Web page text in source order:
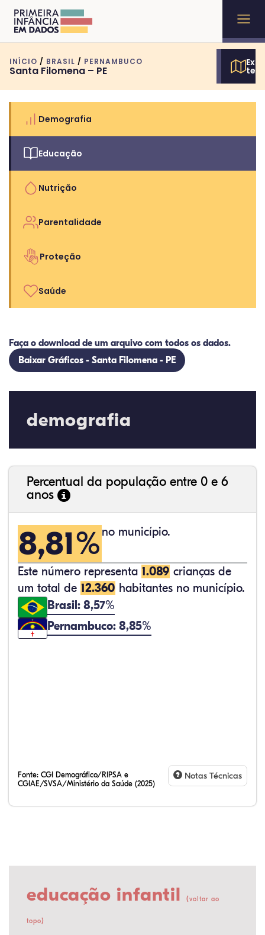
INÍCIO / BRASIL / PERNAMBUCO
Santa Filomena – PE
Demografia
Educação
Nutrição
Parentalidade
Proteção
Saúde
Faça o download de um arquivo com todos os dados.
Baixar Gráficos - Santa Filomena - PE
demografia
Percentual da população entre 0 e 6
anos
8,81% no município.
Este número representa 1.089 crianças de
um total de 12.360 habitantes no município.
Brasil: 8,57%
Pernambuco: 8,85%
Fonte: CGI Demográfico/RIPSA e
CGIAE/SVSA/Ministério da Saúde (2025)
Notas Técnicas
educação infantil (voltar ao
topo)